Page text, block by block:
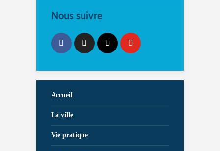
Nous suivre
Accueil
La ville
Vie pratique